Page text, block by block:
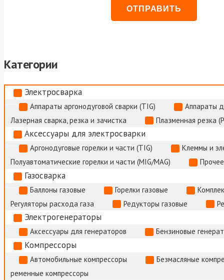
Категории
Электросварка
Аппараты аргонодуговой сварки (TIG)
Аппараты
Лазерная сварка, резка и зачистка
Плазменная резка
Аксессуары для электросварки
Аргонодуговые горелки и части (TIG)
Клеммы и
Полуавтоматические горелки и части (MIG/MAG)
Газосварка
Баллоны газовые Горелки газовые
Регуляторы расхода газа
Редукторы газовые
Электрогенераторы
Аксессуары для генераторов Бензиновые
Компрессоры
Автомобильные компрессоры
Безмасляные
ременные компрессоры